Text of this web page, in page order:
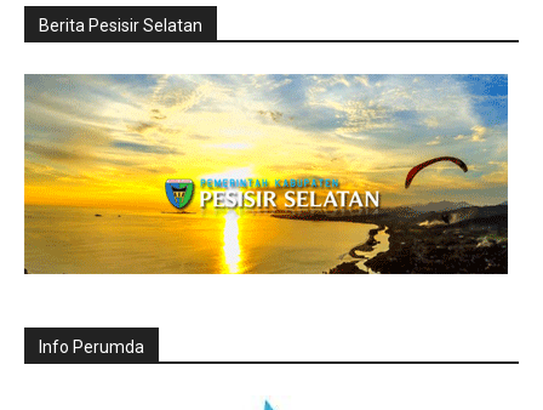
Berita Pesisir Selatan
Info Perumda